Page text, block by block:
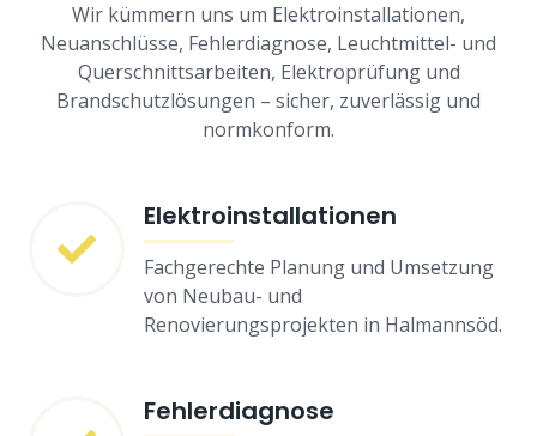
Wir kümmern uns um Elektroinstallationen,
Neuanschlüsse, Fehlerdiagnose, Leuchtmittel- und
Querschnittsarbeiten, Elektroprüfung und
Brandschutzlösungen – sicher, zuverlässig und
normkonform.
Elektroinstallationen
Fachgerechte Planung und Umsetzung
von Neubau- und
Renovierungsprojekten in Halmannsöd.
Fehlerdiagnose